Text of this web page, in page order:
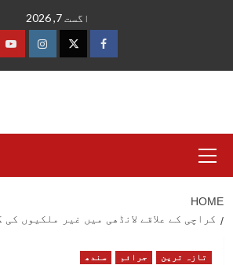
اگست 7, 2026
فیس
ٹوئٹر
Menu
HOME
کراچی کے علاقے لانڈھی میں غیر ملکیوں کی
تازہ ترین جرائم سندھ